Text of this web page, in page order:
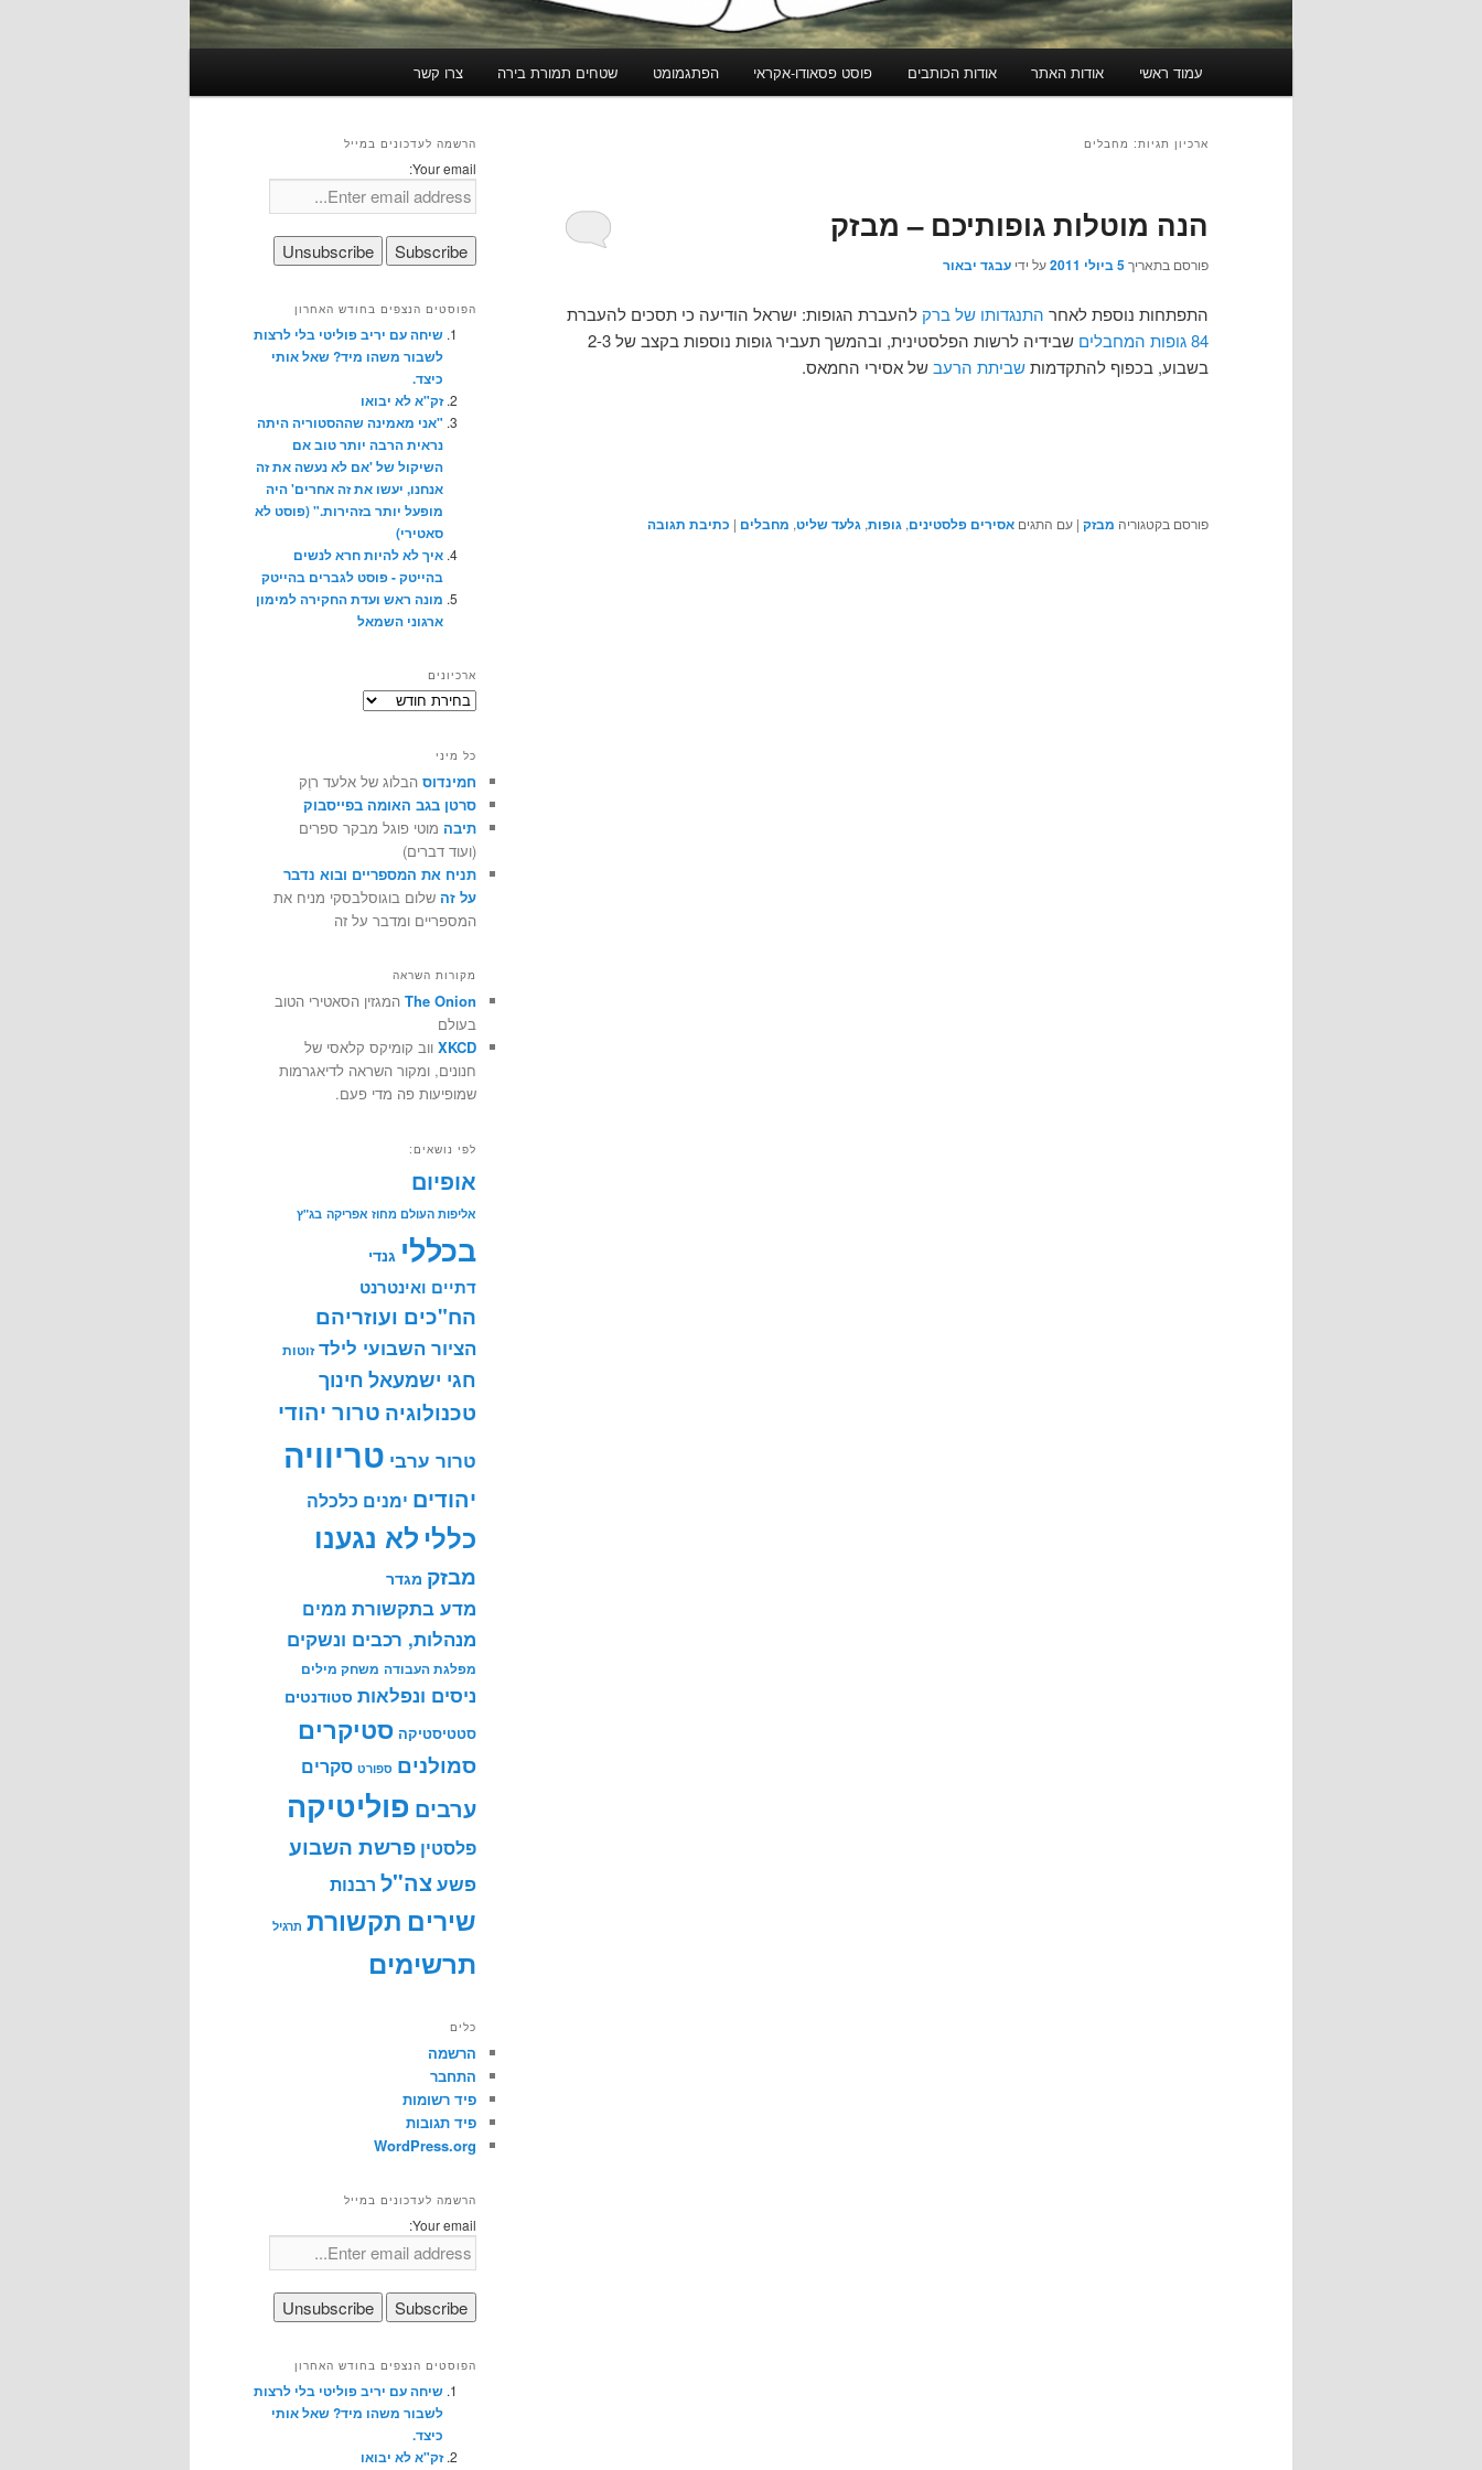
עמוד ראשי אודות האתר אודות הכותבים פוסט פסאודו-אקראי הפתגמומט שטחים תמורת בירה צרו קשר
ארכיון תגיות: מחבלים
הנה מוטלות גופותיכם – מבזק
פורסם בתאריך5 ביולי 2011 על ידי עבגד יבאור
התפתחות נוספת לאחר התנגדותו של ברק להעברת הגופות: ישראל הודיעה כי תסכים להעברת
84 גופות המחבלים
שבידיה לרשות הפלסטינית, ובהמשך תעביר גופות נוספות בקצב של 2-3
בשבוע, בכפוף להתקדמותשביתת הרעבשל אסירי החמאס.
פורסם בקטגוריה מבזק | עם התגים אסירים פלסטינים, גופות, גלעד שליט, מחבלים | כתיבת תגובה
הרשמה לעדכונים במייל
Your email:
הפוסטים הנצפים בחודש האחרון
שיחה עם יריב פוליטי בלי לרצות
לשבור משהו מיד? שאל אותי
כיצד.
זק"א לא יבואו
"אני מאמינה שההסטוריה היתה
נראית הרבה יותר טוב אם
השיקול של 'אם לא נעשה את זה
אנחנו, יעשו את זה אחרים' היה
מופעל יותר בזהירות." (פוסט לא
סאטירי)
איך לא להיות חרא לנשים
בהייטק - פוסט לגברים בהייטק
מונה ראש ועדת החקירה למימון
ארגוני השמאל
ארכיונים
ארכיונים
כל מיני
חמינדוס הבלוג של אלעד רוֶק
סרטן בגב האומה בפייסבוק
תיבה מוטי פוגל מבקר ספרים
(ועוד דברים)
תניח את המספריים ובוא נדבר
על זה שלום בוגוסלבסקי מניח את
המספריים ומדבר על זה
מקורות השראה
The Onion המגזין הסאטירי הטוב
בעולם
XKCD ווב קומיקס קלאסי של
חנונים, ומקור השראה לדיאגרמות
שמופיעות פה מדי פעם.
לפי נושאים:
אופיום
אליפות העולם מחוז אפריקה בג"ץ
בכללי גנדי
דתיים ואינטרנט
הח"כים ועוזריהם
הציור השבועי לילד זוטות
חגי ישמעאל חינוך
טכנולוגיה טרור יהודי
טרור ערבי טריוויה
יהודים ימנים כלכלה
כללי לא נגענו
מבזק מגדר
מדע בתקשורת ממים
מנהלות, רכבים ונשקים
מפלגת העבודה משחק מילים
ניסים ונפלאות סטודנטים
סטטיסטיקה סטיקרים
סמולנים ספורט סקרים
ערבים פוליטיקה
פלסטין פרשת השבוע
פשעצה"ל רבנות
שירים תקשורת תרגיל
תרשימים
כלים
הרשמה
התחבר
פיד רשומות
פיד תגובות
WordPress.org
הרשמה לעדכונים במייל
Your email:
הפוסטים הנצפים בחודש האחרון
שיחה עם יריב פוליטי בלי לרצות
לשבור משהו מיד? שאל אותי
כיצד.
זק"א לא יבואו